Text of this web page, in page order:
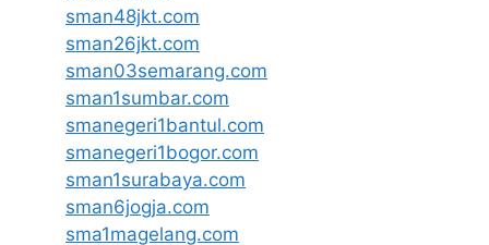
sman48jkt.com
sman26jkt.com
sman03semarang.com
sman1sumbar.com
smanegeri1bantul.com
smanegeri1bogor.com
sman1surabaya.com
sman6jogja.com
sma1magelang.com